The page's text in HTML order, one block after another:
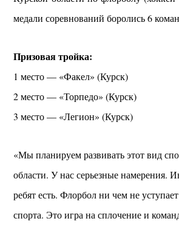
медали соревнований боролись 6
Призовая тройка:
1 место — «Факел» (Курск)
2 место — «Торпедо» (Курск)
3 место — «Легион» (Курск)
«Мы планируем развивать этот вид
области. У нас серьезные намерения.
ребят есть. Флорбол ни чем не
спорта. Это игра на сплочение и